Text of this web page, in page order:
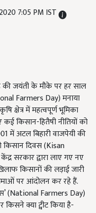
7:05 PM IST
की जयंती के मौके पर हर साल
Farmers Day) मनाया
क्षेत्र में महत्वपूर्ण भूमिका
किसान-हितैषी नीतियों को
में अटल बिहारी वाजपेयी की
दिवस (Kisan
सरकार द्वारा लाए गए नए
किसानों की लड़ाई जारी
पर आंदोलन कर रहे हैं.
(National Farmers Day)
क्या ट्वीट किया है-